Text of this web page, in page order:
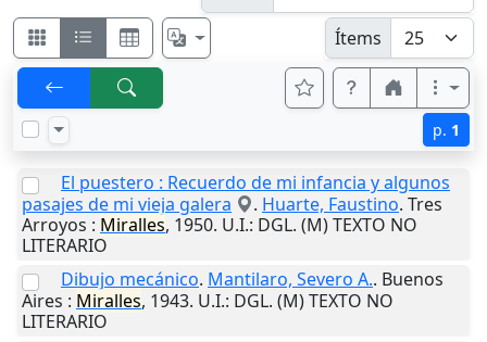
Ítems
p. 1
El puestero : Recuerdo de mi infancia y algunos
pasajes de mi vieja galera
. Huarte, Faustino. Tres
Arroyos : Miralles, 1950. U.I.: DGL. (M) TEXTO NO
LITERARIO
Dibujo mecánico. Mantilaro, Severo A.. Buenos
Aires : Miralles, 1943. U.I.: DGL. (M) TEXTO NO
LITERARIO